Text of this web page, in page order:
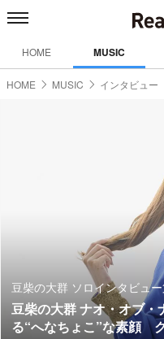
HOME MUSIC
HOME MUSIC インタビュー
豆柴の大群 ソロインタビュ
豆柴の大群 ナオ・オブ・
る“へなちょこ”な素顔